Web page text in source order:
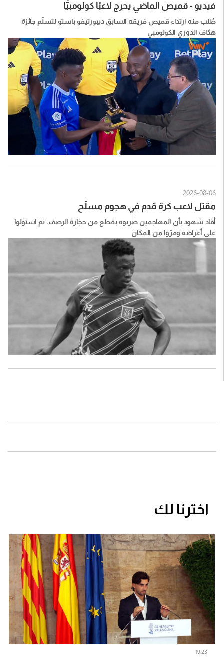
فيديو - قميص الماضي يحرج لاعبًا كولومبيًّا
طُلب منه ارتداء قميص فريقه السابق ديبورتيفو باستو لتسلّم جائزة
هدّاف الدوري الكولومبي
2026-08-06
مقتل لاعب كرة قدم في هجوم مسلّح
أفاد شهود بأن المهاجمين ضربوه بقطع من حجارة الرصف، ثم استولوا
على أغراضه وفرّوا من المكان
اخترنا لك
19:23